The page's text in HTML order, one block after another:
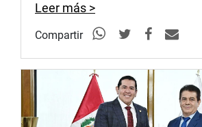
Leer más >
Compartir